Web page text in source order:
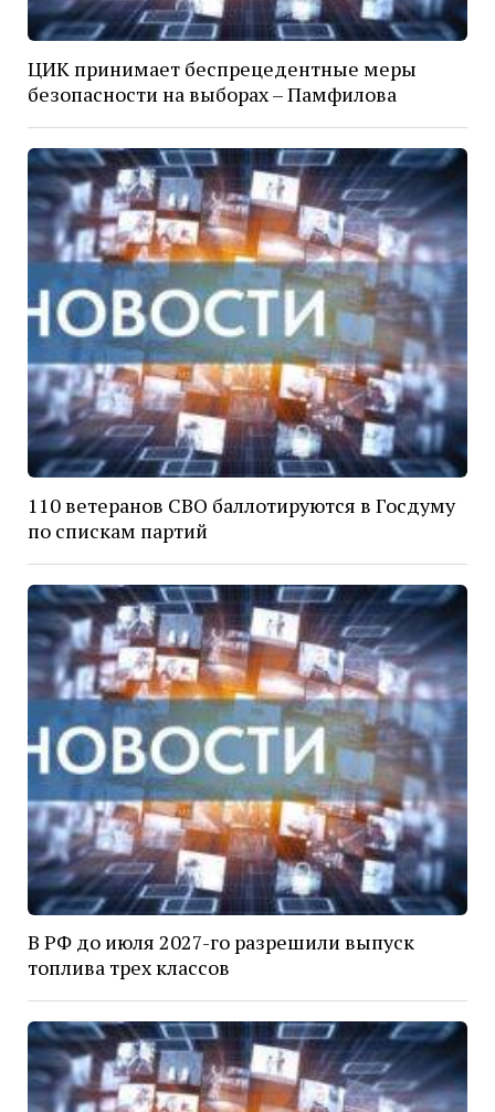
ЦИК принимает беспрецедентные меры
безопасности на выборах – Памфилова
110 ветеранов СВО баллотируются в Госдуму
по спискам партий
В РФ до июля 2027-го разрешили выпуск
топлива трех классов